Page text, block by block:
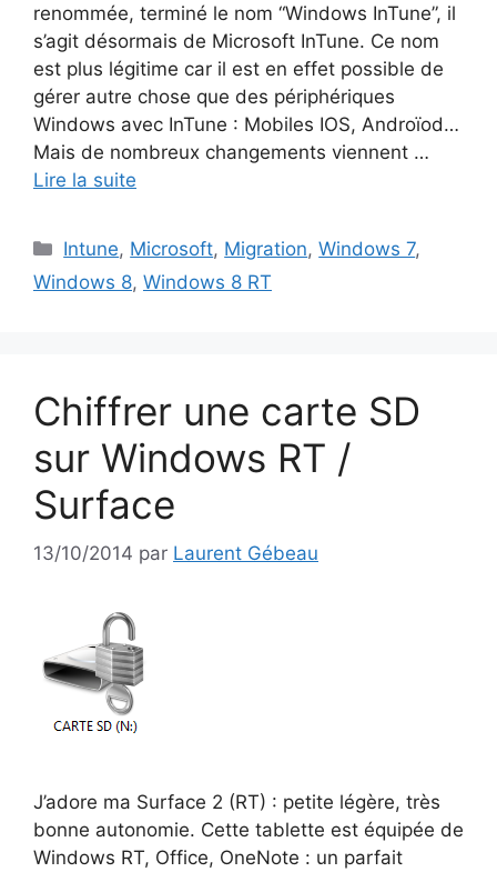
renommée, terminé le nom “Windows InTune”, il
s’agit désormais de Microsoft InTune. Ce nom
est plus légitime car il est en effet possible de
gérer autre chose que des périphériques
Windows avec InTune : Mobiles IOS, Androïod…
Mais de nombreux changements viennent …
Lire la suite
Catégories
Intune, Microsoft, Migration,Windows 7,
Windows 8, Windows 8 RT
Chiffrer une carte SD
sur Windows RT /
Surface
13/10/2014 par Laurent Gébeau
J’adore ma Surface 2 (RT) : petite légère, très
bonne autonomie. Cette tablette est équipée de
Windows RT, Office, OneNote : un parfait